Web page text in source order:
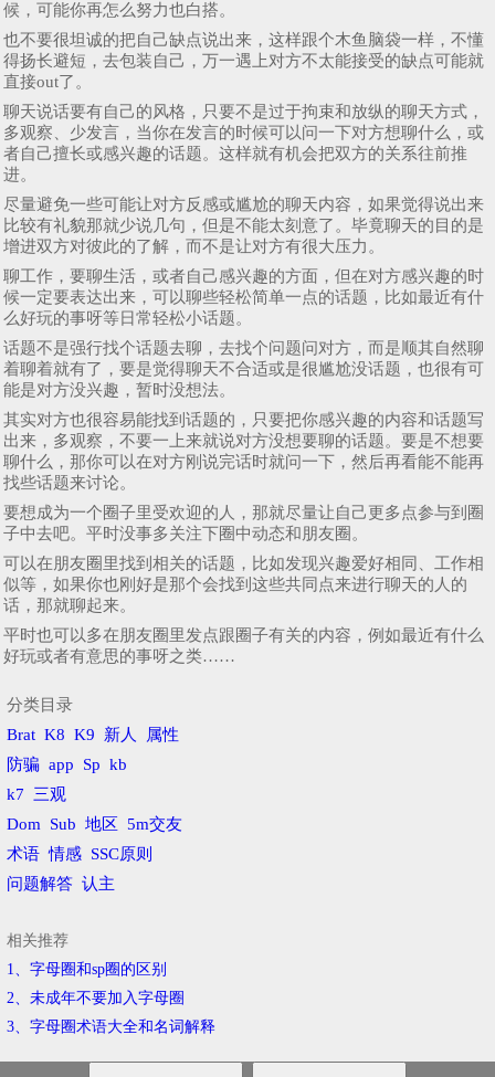
候，可能你再怎么努力也白搭。
也不要很坦诚的把自己缺点说出来，这样跟个木鱼脑袋一样，不懂
得扬长避短，去包装自己，万一遇上对方不太能接受的缺点可能就
直接out了。
聊天说话要有自己的风格，只要不是过于拘束和放纵的聊天方式，
多观察、少发言，当你在发言的时候可以问一下对方想聊什么，或
者自己擅长或感兴趣的话题。这样就有机会把双方的关系往前推
进。
尽量避免一些可能让对方反感或尴尬的聊天内容，如果觉得说出来
比较有礼貌那就少说几句，但是不能太刻意了。毕竟聊天的目的是
增进双方对彼此的了解，而不是让对方有很大压力。
聊工作，要聊生活，或者自己感兴趣的方面，但在对方感兴趣的时
候一定要表达出来，可以聊些轻松简单一点的话题，比如最近有什
么好玩的事呀等日常轻松小话题。
话题不是强行找个话题去聊，去找个问题问对方，而是顺其自然聊
着聊着就有了，要是觉得聊天不合适或是很尴尬没话题，也很有可
能是对方没兴趣，暂时没想法。
其实对方也很容易能找到话题的，只要把你感兴趣的内容和话题写
出来，多观察，不要一上来就说对方没想要聊的话题。要是不想要
聊什么，那你可以在对方刚说完话时就问一下，然后再看能不能再
找些话题来讨论。
要想成为一个圈子里受欢迎的人，那就尽量让自己更多点参与到圈
子中去吧。平时没事多关注下圈中动态和朋友圈。
可以在朋友圈里找到相关的话题，比如发现兴趣爱好相同、工作相
似等，如果你也刚好是那个会找到这些共同点来进行聊天的人的
话，那就聊起来。
平时也可以多在朋友圈里发点跟圈子有关的内容，例如最近有什么
好玩或者有意思的事呀之类……
分类目录
Brat K8 K9 新人
属性
防骗 app Sp kb
k7 三观
Dom Sub 地区
5m交友
术语 情感 SSC原则
问题解答 认主
相关推荐
1、字母圈和sp圈的区别
2、​未成年不要加入字母圈
3、​字母圈术语大全和名词解释